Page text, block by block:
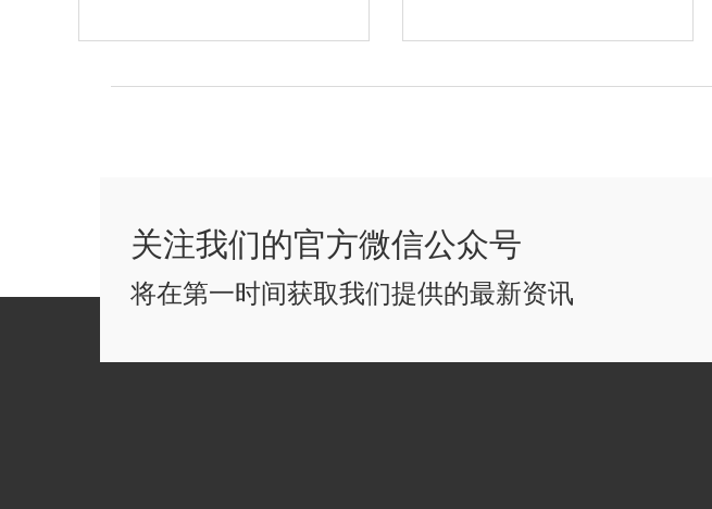
关注我们的官方微信公众号
将在第一时间获取我们提供的最新资讯